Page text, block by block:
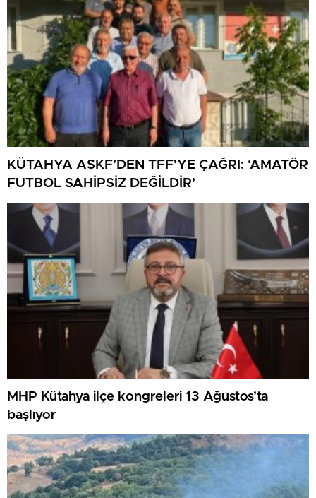
KÜTAHYA ASKF’DEN TFF’YE ÇAĞRI: ‘AMATÖR
FUTBOL SAHİPSİZ DEĞİLDİR’
MHP Kütahya ilçe kongreleri 13 Ağustos’ta
başlıyor